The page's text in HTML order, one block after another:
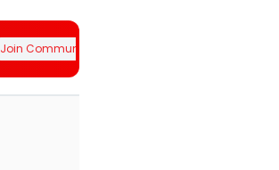
Join Community